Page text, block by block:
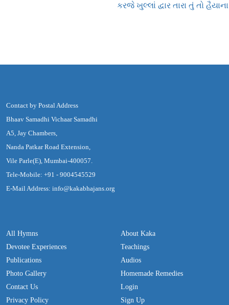
કરજે ખુલ્લાં દ્વાર તારા તું તો હૈયાના
Contact by Postal Address
Bhaav Samadhi Vichaar Samadhi
A5, Jay Chambers,
Nanda Patkar Road Extension,
Vile Parle(E), Mumbai-400057.
Tele-Mobile: +91 - 9004545529
E-Mail Address: info@kakabhajans.org
All Hymns
Devotee Experiences
Publications
Photo Gallery
Contact Us
Privacy Policy
About Kaka
Teachings
Audios
Homemade Remedies
Login
Sign Up